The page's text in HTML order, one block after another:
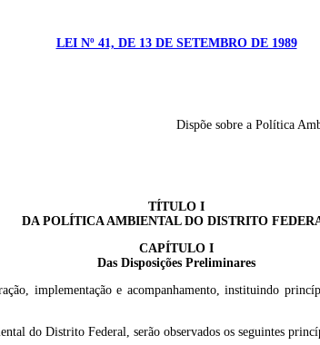
LEI Nº 41, DE 13 DE SETEMBRO DE 1989
Dispõe sobre a Política
TÍTULO I
DA POLÍTICA AMBIENTAL DO DISTRITO
CAPÍTULO I
Das Disposições Preliminares
implementação e acompanhamento, instituindo
do Distrito Federal, serão observados os seguintes